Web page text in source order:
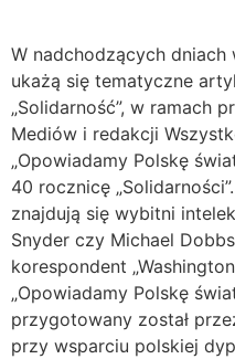
W nadchodzących dniach
ukażą się tematyczne
„Solidarność”, w ramach
Mediów i redakcji
„Opowiadamy Polskę
40 rocznicę
znajdują się wybitni
Snyder czy Michael
korespondent
„Opowiadamy Polskę
przygotowany został
przy wsparciu polskiej